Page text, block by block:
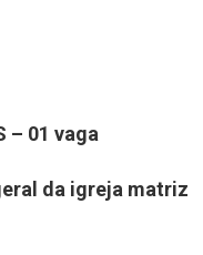
– 01 vaga
da igreja matriz